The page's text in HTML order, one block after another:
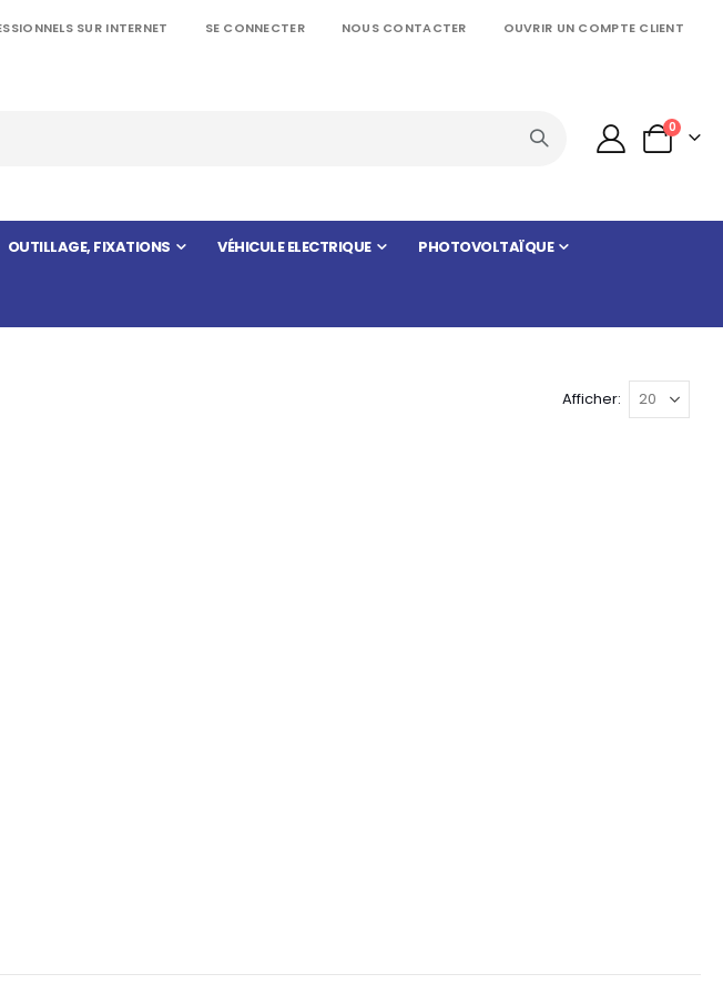
SUR INTERNET SE CONNECTER NOUS CONTACTER OUVRIR UN COMPTE CLIENT
Panier
0articles
OUTILLAGE, FIXATIONS VÉHICULE ELECTRIQUE PHOTOVOLTAÏQUE
Afficher